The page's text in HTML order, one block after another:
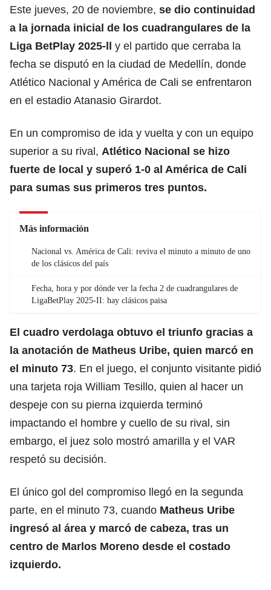
Este jueves, 20 de noviembre, se dio continuidad
a la jornada inicial de los cuadrangulares de la
Liga BetPlay 2025-ll y el partido que cerraba la
fecha se disputó en la ciudad de Medellín, donde
Atlético Nacional y América de Cali se enfrentaron
en el estadio Atanasio Girardot.
En un compromiso de ida y vuelta y con un equipo
superior a su rival, Atlético Nacional se hizo
fuerte de local y superó 1-0 al América de Cali
para sumas sus primeros tres puntos.
Más información
Nacional vs. América de Cali: reviva el minuto a minuto de uno
de los clásicos del país
Fecha, hora y por dónde ver la fecha 2 de cuadrangulares de
LigaBetPlay 2025-II: hay clásicos paisa
El cuadro verdolaga obtuvo el triunfo gracias a
la anotación de Matheus Uribe, quien marcó en
el minuto 73. En el juego, el conjunto visitante pidió
una tarjeta roja William Tesillo, quien al hacer un
despeje con su pierna izquierda terminó
impactando el hombre y cuello de su rival, sin
embargo, el juez solo mostró amarilla y el VAR
respetó su decisión.
El único gol del compromiso llegó en la segunda
parte, en el minuto 73, cuando Matheus Uribe
ingresó al área y marcó de cabeza, tras un
centro de Marlos Moreno desde el costado
izquierdo.